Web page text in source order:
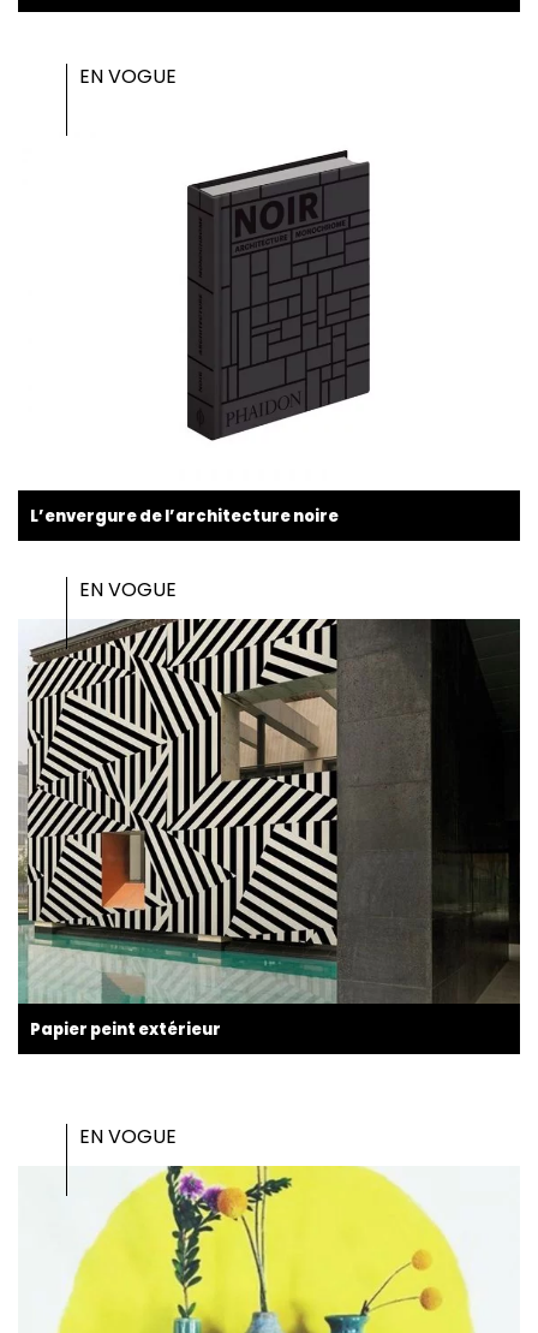
EN VOGUE
L’envergure de l’architecture noire
EN VOGUE
Papier peint extérieur
EN VOGUE